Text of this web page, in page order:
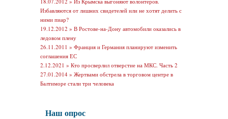
Избавляются от лишних свидетелей или не хотят делить с
ними пиар?
19.12.2012 » В Ростове-на-Дону автомобили оказались в
ледовом плену
26.11.2011 » Франция и Германия планируют изменить
соглашения ЕС
2.12.2021 » Кто просверлил отверстие на МКС. Часть 2
27.01.2014 » Жертвами обстрела в торговом центре в
Балтиморе стали три человека
Наш опрос